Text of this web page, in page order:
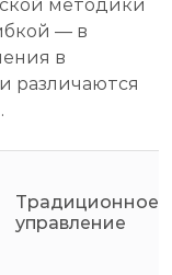
методики
— в
в
различаются
Традиционное
управление